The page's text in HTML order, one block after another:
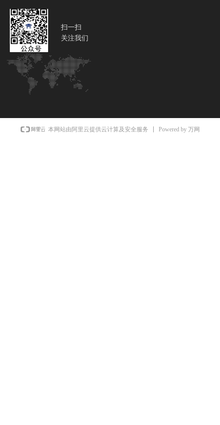
扫一扫
关注我们
本网站由阿里云提供云计算及安全服务 Powered by 万网